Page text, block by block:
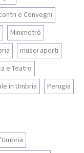
e Convegni
Minimetrò
musei aperti
e Teatro
in Umbria
Perugia